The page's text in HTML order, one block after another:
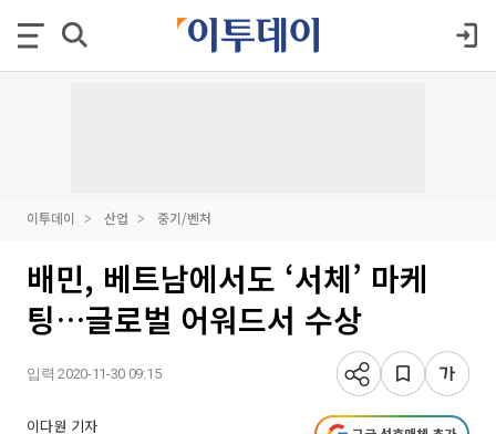
이투데이 산업 중기/벤처
배민, 베트남에서도 ‘서체’ 마케
팅…글로벌 어워드서 수상
입력 2020-11-30 09:15
이다원 기자